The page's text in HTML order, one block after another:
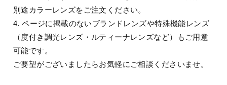
別途カラーレンズをご注文ください。
4. ページに掲載のないブランドレンズや特殊機能レンズ
（度付き調光レンズ・ルティーナレンズなど）もご用意
可能です。
ご要望がございましたらお気軽にご相談くださいませ。